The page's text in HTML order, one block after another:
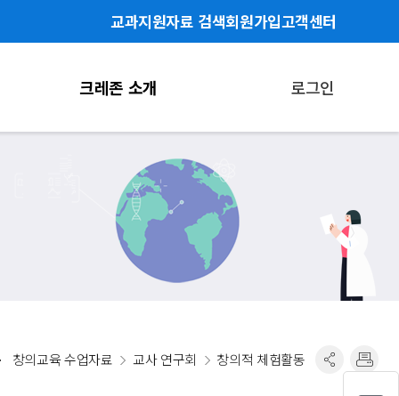
교과지원자료 검색회원가입고객센터
크레존 소개 로그인
창의교육 수업자료 교사 연구회 창의적 체험활동